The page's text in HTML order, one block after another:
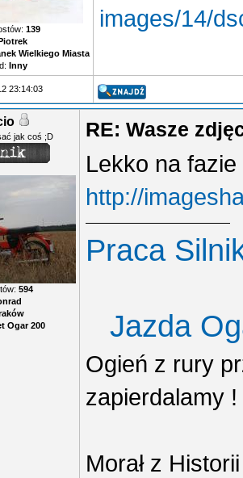
139
Piotrek
Wielkiego Miasta
Inny
images/14/
23:14:03
jak coś ;D
594
Ogar 200
RE: Wasze
Lekko na
http://
Praca
Jazda
Ogień z rury
zapierdalamy !
Morał z